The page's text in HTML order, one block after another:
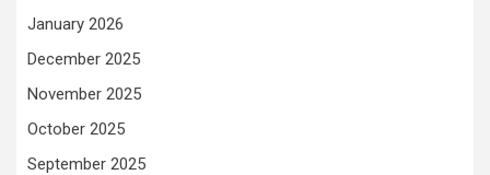
January 2026
December 2025
November 2025
October 2025
September 2025